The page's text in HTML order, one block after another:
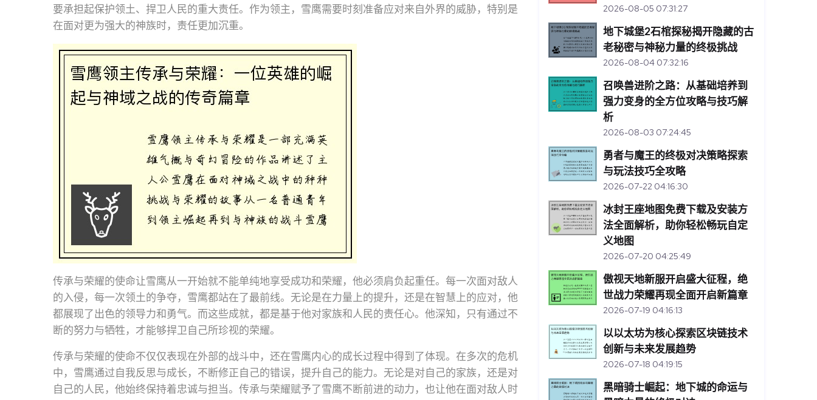
要承担起保护领土、捍卫人民的重大责任。作为领主，雪鹰需要时刻准备应对来自外界的威胁，特别是
在面对更为强大的神族时，责任更加沉重。
传承与荣耀的使命让雪鹰从一开始就不能单纯地享受成功和荣耀，他必须肩负起重任。每一次面对敌人
的入侵，每一次领土的争夺，雪鹰都站在了最前线。无论是在力量上的提升，还是在智慧上的应对，他
都展现了出色的领导力和勇气。而这些成就，都是基于他对家族和人民的责任心。他深知，只有通过不
断的努力与牺牲，才能够捍卫自己所珍视的荣耀。
传承与荣耀的使命不仅仅表现在外部的战斗中，还在雪鹰内心的成长过程中得到了体现。在多次的危机
中，雪鹰通过自我反思与成长，不断修正自己的错误，提升自己的能力。无论是对自己的家族，还是对
自己的人民，他始终保持着忠诚与担当。传承与荣耀赋予了雪鹰不断前进的动力，也让他在面对敌人时
2026-08-05 07:31:27
地下城堡2石棺探秘揭开隐藏的古
老秘密与神秘力量的终极挑战
2026-08-04 07:32:16
召唤兽进阶之路：从基础培养到
强力变身的全方位攻略与技巧解
析
2026-08-03 07:24:45
勇者与魔王的终极对决策略探索
与玩法技巧全攻略
2026-07-22 04:16:30
冰封王座地图免费下载及安装方
法全面解析，助你轻松畅玩自定
义地图
2026-07-20 04:25:49
傲视天地新服开启盛大征程，绝
世战力荣耀再现全面开启新篇章
2026-07-19 04:16:13
以以太坊为核心探索区块链技术
创新与未来发展趋势
2026-07-18 04:19:15
黑暗骑士崛起：地下城的命运与